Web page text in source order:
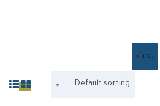
Default sorting